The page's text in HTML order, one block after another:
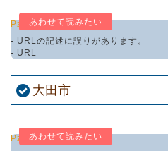
Pz-LinkCard
- URLの記述に誤りがあります。
- URL=
大田市
Pz-LinkCard